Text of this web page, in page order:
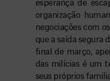
esperança de
organização
negociações com
que a saída segura
final de março,
das milícias é um
seus próprios